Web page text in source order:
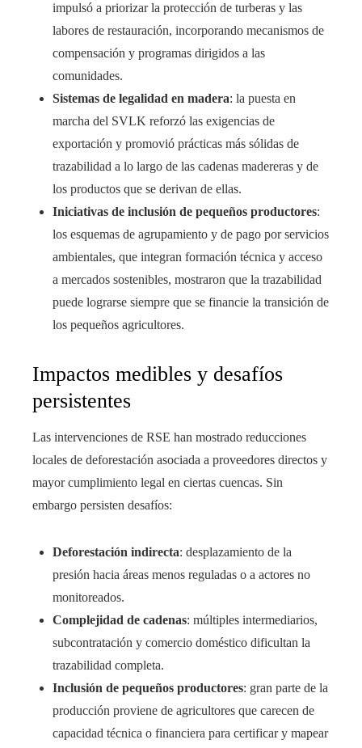
impulsó a priorizar la protección de turberas y las
labores de restauración, incorporando mecanismos de
compensación y programas dirigidos a las
comunidades.
Sistemas de legalidad en madera: la puesta en
marcha del SVLK reforzó las exigencias de
exportación y promovió prácticas más sólidas de
trazabilidad a lo largo de las cadenas madereras y de
los productos que se derivan de ellas.
Iniciativas de inclusión de pequeños productores:
los esquemas de agrupamiento y de pago por servicios
ambientales, que integran formación técnica y acceso
a mercados sostenibles, mostraron que la trazabilidad
puede lograrse siempre que se financie la transición de
los pequeños agricultores.
Impactos medibles y desafíos
persistentes
Las intervenciones de RSE han mostrado reducciones
locales de deforestación asociada a proveedores directos y
mayor cumplimiento legal en ciertas cuencas. Sin
embargo persisten desafíos:
Deforestación indirecta: desplazamiento de la
presión hacia áreas menos reguladas o a actores no
monitoreados.
Complejidad de cadenas: múltiples intermediarios,
subcontratación y comercio doméstico dificultan la
trazabilidad completa.
Inclusión de pequeños productores: gran parte de la
producción proviene de agricultores que carecen de
capacidad técnica o financiera para certificar y mapear